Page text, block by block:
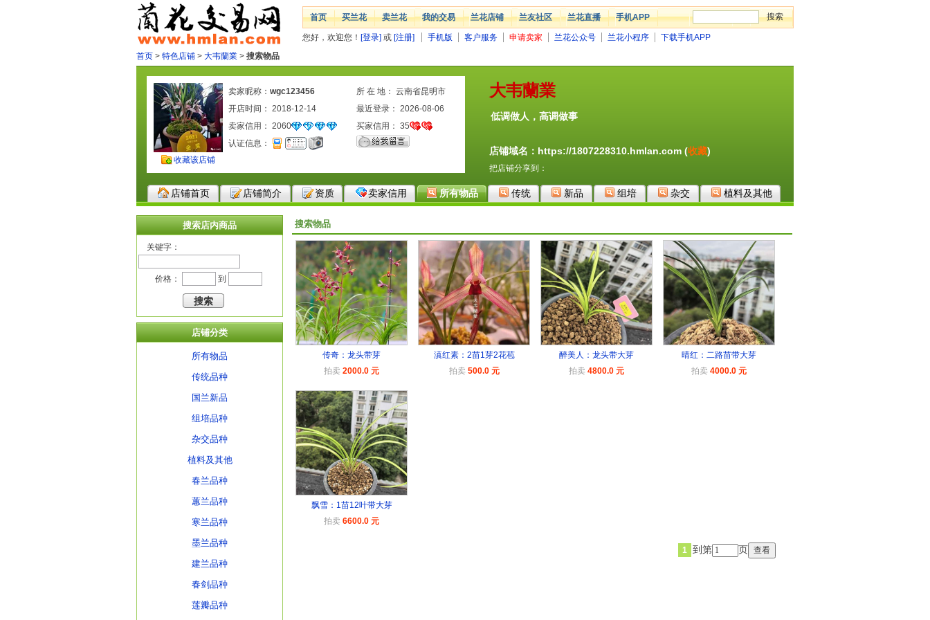
首页 买兰花 卖兰花 我的交易 兰花店铺 兰友社区 兰花直播 手机APP
您好，欢迎您！ [登录] 或 [注册] 手机版 客户服务 申请卖家 兰花公众号 兰花小程序
下载手机APP
首页 > 特色店铺 > 大韦蘭業 > 搜索物品
大韦蘭業
低调做人，高调做事
店铺域名：https://1807228310.hmlan.com (收藏)
把店铺分享到：
收藏该店铺
卖家昵称： wgc123456
所 在 地： 云南省昆明市
开店时间： 2018-12-14
最近登录： 2026-08-06
卖家信用： 2060 买家信用： 35
认证信息：
店铺首页 店铺简介 资质 卖家信用 所有物品 传统 新品 组培 杂交 植料及其他
搜索店内商品
关键字：
价格： 到
店铺分类
所有物品
传统品种
国兰新品
组培品种
杂交品种
植料及其他
春兰品种
蕙兰品种
寒兰品种
墨兰品种
建兰品种
春剑品种
莲瓣品种
搜索物品
传奇：龙头带芽
拍卖 2000.0 元
滇红素：2苗1芽2花苞
拍卖 500.0 元
醉美人：龙头带大芽
拍卖 4800.0 元
晴红：二路苗带大芽
拍卖 4000.0 元
飘雪：1苗12叶带大芽
拍卖 6600.0 元
1 到第 页